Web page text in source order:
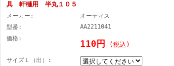
具 軒樋用 半丸１０５
メーカー:
オーティス
型番:
AA2211041
価格:
110円 (税込)
サイズＬ（出）: